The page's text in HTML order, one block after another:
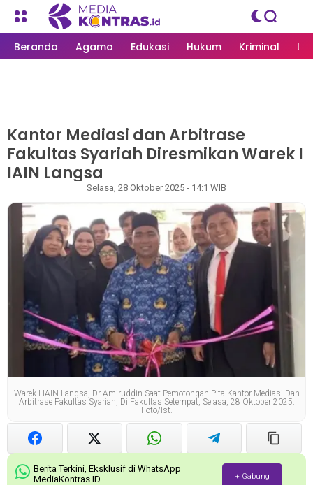
Beranda Agama Edukasi Hukum Kriminal
MEDIAKONTRAS.ID LANGSA
Kantor Mediasi dan Arbitrase
Fakultas Syariah Diresmikan Warek I
IAIN Langsa
Selasa, 28 Oktober 2025 - 14:1 WIB
Warek I IAIN Langsa, Dr Amiruddin Saat Pemotongan Pita Kantor Mediasi Dan
Arbitrase Fakultas Syariah, Di Fakultas Setempat, Selasa, 28 Oktober 2025.
Foto/ist.
Berita Terkini, Eksklusif di WhatsApp
MediaKontras.ID
+ Gabung